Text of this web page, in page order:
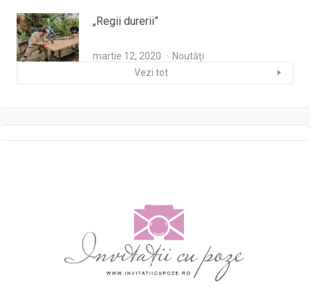
„Regii durerii”
martie 12, 2020
Noutăți
Vezi tot